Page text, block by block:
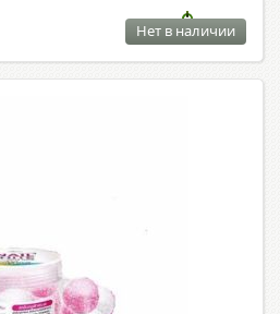
Нет в наличии